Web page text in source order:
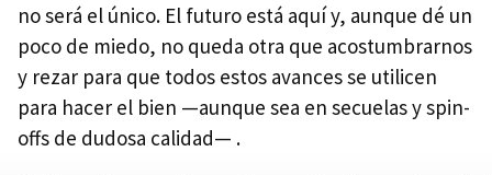
no será el único. El futuro está aquí y, aunque dé un
poco de miedo, no queda otra que acostumbrarnos
y rezar para que todos estos avances se utilicen
para hacer el bien —aunque sea en secuelas y spin-
offs de dudosa calidad— .